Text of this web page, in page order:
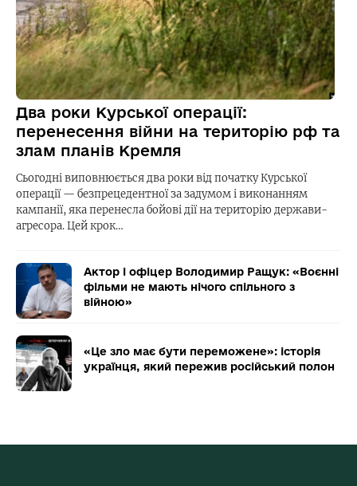
Два роки Курської операції:
перенесення війни на територію рф та
злам планів Кремля
Сьогодні виповнюється два роки від початку Курської
операції — безпрецедентної за задумом і виконанням
кампанії, яка перенесла бойові дії на територію держави-
агресора. Цей крок…
Актор і офіцер Володимир Ращук: «Воєнні
фільми не мають нічого спільного з
війною»
«Це зло має бути переможене»: історія
українця, який пережив російський полон